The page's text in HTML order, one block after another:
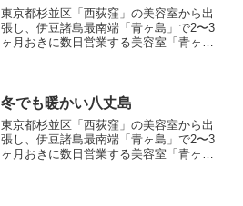
東京都杉並区「西荻窪」の美容室から出
張し、伊豆諸島最南端「青ヶ島」で2〜3
ヶ月おきに数日営業する美容室「青ヶ島
冬でも暖かい八丈島
東京都杉並区「西荻窪」の美容室から出
張し、伊豆諸島最南端「青ヶ島」で2〜3
ヶ月おきに数日営業する美容室「青ヶ島